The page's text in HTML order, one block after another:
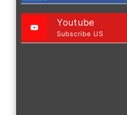
Youtube
Subscribe US